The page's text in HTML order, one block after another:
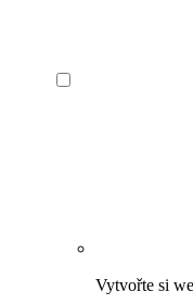
Vytvořte si